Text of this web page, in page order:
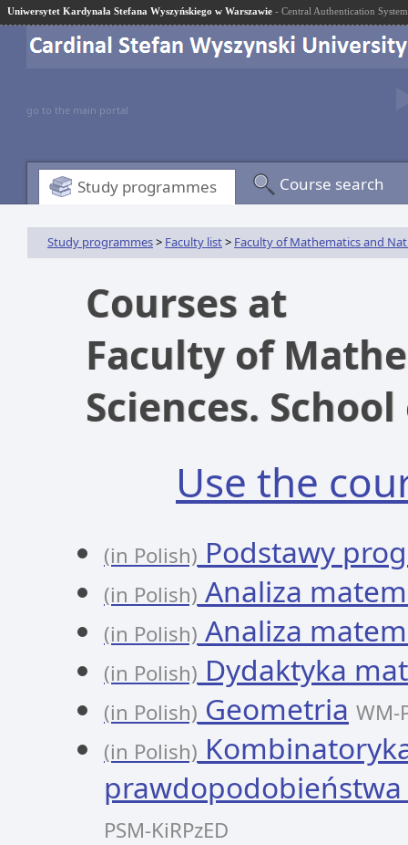
Uniwersytet Kardynała Stefana Wyszyńskiego w Warszawie - Central Authentication System
go to the main portal
Study programmes Course search
Study programmes> Faculty list> Faculty of Mathematics and
Courses at
Faculty of
Sciences.
Use the
(in Polish) Podstawy
(in Polish) Analiza
(in Polish) Analiza
(in Polish) Dydaktyka
(in Polish) Geometria WM-
(in Polish)
PSM-KiRPzED